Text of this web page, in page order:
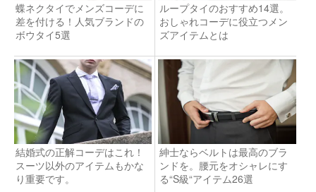
蝶ネクタイでメンズコーデに
差を付ける！人気ブランドの
ボウタイ5選
ループタイのおすすめ14選。
おしゃれコーデに役立つメン
ズアイテムとは
結婚式の正解コーデはこれ！
スーツ以外のアイテムもかな
り重要です。
紳士ならベルトは最高のブラ
ンドを。腰元をオシャレにす
る“S級“アイテム26選